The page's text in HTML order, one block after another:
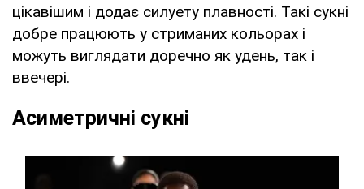
цікавішим і додає силуету плавності. Такі сукні
добре працюють у стриманих кольорах і
можуть виглядати доречно як удень, так і
ввечері.
Асиметричні сукні